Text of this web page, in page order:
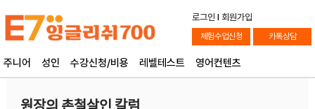
로그인 l 회원가입
체험수업신청 카톡상담
주니어 성인 수강신청/비용 레벨테스트 영어컨텐츠